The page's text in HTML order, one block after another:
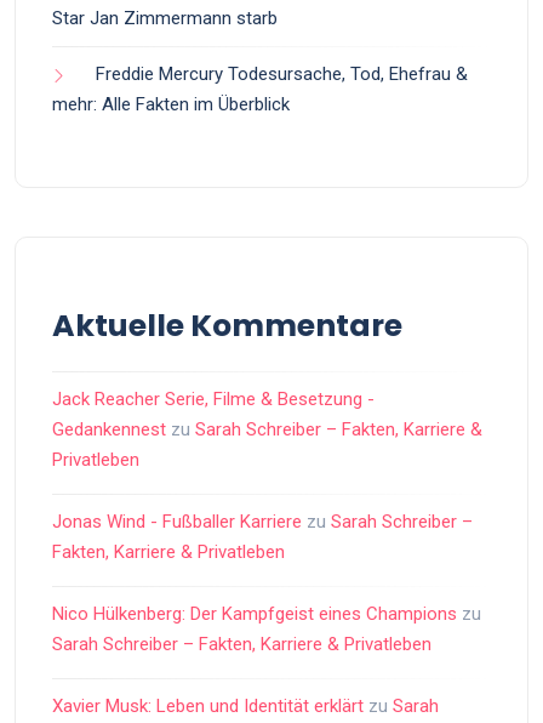
Star Jan Zimmermann starb
Freddie Mercury Todesursache, Tod, Ehefrau &
mehr: Alle Fakten im Überblick
Aktuelle Kommentare
Jack Reacher Serie, Filme & Besetzung -
Gedankennest zu Sarah Schreiber – Fakten, Karriere &
Privatleben
Jonas Wind - Fußballer Karriere zu Sarah Schreiber –
Fakten, Karriere & Privatleben
Nico Hülkenberg: Der Kampfgeist eines Champions zu
Sarah Schreiber – Fakten, Karriere & Privatleben
Xavier Musk: Leben und Identität erklärt zu Sarah